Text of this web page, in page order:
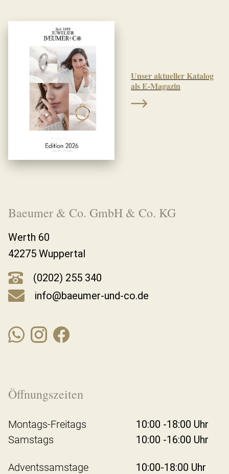
Unser aktueller Katalog
als E-Magazin
Baeumer & Co. GmbH & Co. KG
Werth 60
42275 Wuppertal
(0202) 255 340
info@baeumer-und-co.de
Öffnungszeiten
Montags-Freitags
10:00 -18:00 Uhr
Samstags
10:00 -16:00 Uhr
Adventssamstage
10:00-18:00 Uhr